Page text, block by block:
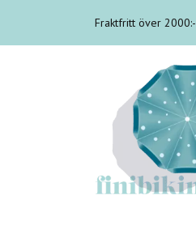
Fraktfritt över 2000:-